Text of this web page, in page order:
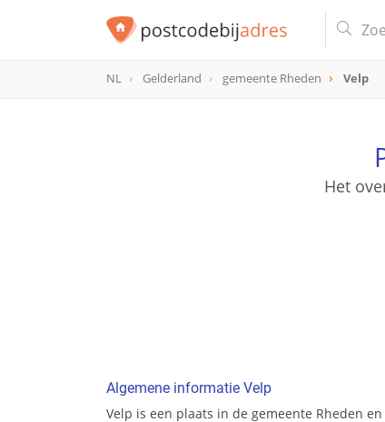
NL Gelderland gemeente Rheden Velp
Het
Algemene informatie Velp
Velp is een plaats in de gemeente Rheden